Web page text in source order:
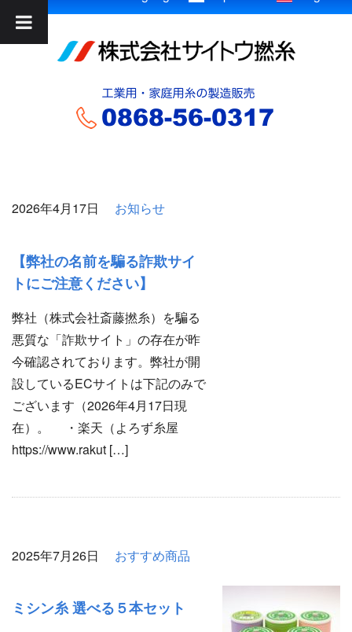
2026年4月17日 お知らせ
【弊社の名前を騙る詐欺サイ
トにご注意ください】
弊社（株式会社斎藤撚糸）を騙る
悪質な「詐欺サイト」の存在が昨
今確認されております。弊社が開
設しているECサイトは下記のみで
ございます（2026年4月17日現
在）。 ・楽天（よろず糸屋
https://www.rakut […]
2025年7月26日 おすすめ商品
ミシン糸 選べる５本セット